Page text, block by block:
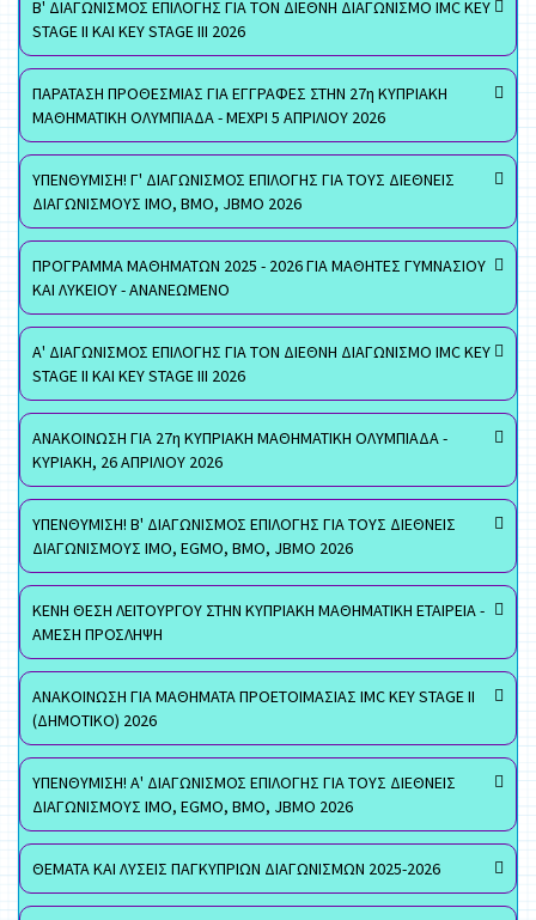
Β' ΔΙΑΓΩΝΙΣΜΟΣ ΕΠΙΛΟΓΗΣ ΓΙΑ ΤΟΝ ΔΙΕΘΝΗ ΔΙΑΓΩΝΙΣΜΟ IMC KEY
STAGE II ΚΑΙ KEY STAGE III 2026
ΠΑΡΑΤΑΣΗ ΠΡΟΘΕΣΜΙΑΣ ΓΙΑ ΕΓΓΡΑΦΕΣ ΣΤΗΝ 27η ΚΥΠΡΙΑΚΗ
ΜΑΘΗΜΑΤΙΚΗ ΟΛΥΜΠΙΑΔΑ - ΜΕΧΡΙ 5 ΑΠΡΙΛΙΟΥ 2026
ΥΠΕΝΘΥΜΙΣΗ! Γ' ΔΙΑΓΩΝΙΣΜΟΣ ΕΠΙΛΟΓΗΣ ΓΙΑ ΤΟΥΣ ΔΙΕΘΝΕΙΣ
ΔΙΑΓΩΝΙΣΜΟΥΣ ΙΜΟ, ΒΜΟ, JBMO 2026
ΠΡΟΓΡΑΜΜΑ ΜΑΘΗΜΑΤΩΝ 2025 - 2026 ΓΙΑ ΜΑΘΗΤΕΣ ΓΥΜΝΑΣΙΟΥ
ΚΑΙ ΛΥΚΕΙΟΥ - ΑΝΑΝΕΩΜΕΝΟ
Α' ΔΙΑΓΩΝΙΣΜΟΣ ΕΠΙΛΟΓΗΣ ΓΙΑ ΤΟΝ ΔΙΕΘΝΗ ΔΙΑΓΩΝΙΣΜΟ IMC KEY
STAGE II ΚΑΙ KEY STAGE III 2026
ΑΝΑΚΟΙΝΩΣΗ ΓΙΑ 27η ΚΥΠΡΙΑΚΗ ΜΑΘΗΜΑΤΙΚΗ ΟΛΥΜΠΙΑΔΑ -
ΚΥΡΙΑΚΗ, 26 ΑΠΡΙΛΙΟΥ 2026
ΥΠΕΝΘΥΜΙΣΗ! Β' ΔΙΑΓΩΝΙΣΜΟΣ ΕΠΙΛΟΓΗΣ ΓΙΑ ΤΟΥΣ ΔΙΕΘΝΕΙΣ
ΔΙΑΓΩΝΙΣΜΟΥΣ ΙΜΟ, EGMO, ΒΜΟ, JBMO 2026
ΚΕΝΗ ΘΕΣΗ ΛΕΙΤΟΥΡΓΟΥ ΣΤΗΝ ΚΥΠΡΙΑΚΗ ΜΑΘΗΜΑΤΙΚΗ ΕΤΑΙΡΕΙΑ -
ΑΜΕΣΗ ΠΡΟΣΛΗΨΗ
ΑΝΑΚΟΙΝΩΣΗ ΓΙΑ ΜΑΘΗΜΑΤΑ ΠΡΟΕΤΟΙΜΑΣΙΑΣ IMC KEY STAGE II
(ΔΗΜΟΤΙΚΟ) 2026
ΥΠΕΝΘΥΜΙΣΗ! Α' ΔΙΑΓΩΝΙΣΜΟΣ ΕΠΙΛΟΓΗΣ ΓΙΑ ΤΟΥΣ ΔΙΕΘΝΕΙΣ
ΔΙΑΓΩΝΙΣΜΟΥΣ ΙΜΟ, EGMO, ΒΜΟ, JBMO 2026
ΘΕΜΑΤΑ ΚΑΙ ΛΥΣΕΙΣ ΠΑΓΚΥΠΡΙΩΝ ΔΙΑΓΩΝΙΣΜΩΝ 2025-2026